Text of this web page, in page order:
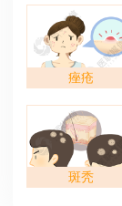
痤疮
斑秃